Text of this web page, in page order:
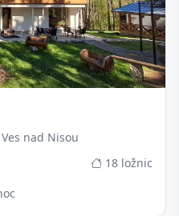
nad Nisou
18 ložnic